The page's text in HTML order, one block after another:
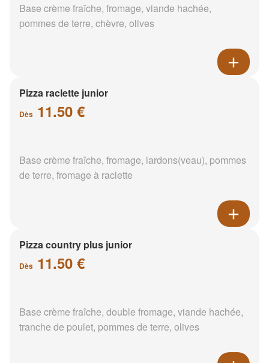
Base crème fraîche, fromage, viande hachée,
pommes de terre, chèvre, olives
Pizza raclette junior
Dès 11.50 €
Base crème fraîche, fromage, lardons(veau), pommes
de terre, fromage à raclette
Pizza country plus junior
Dès 11.50 €
Base crème fraîche, double fromage, viande hachée,
tranche de poulet, pommes de terre, olives